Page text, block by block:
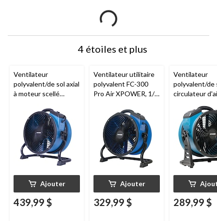
4 étoiles et plus
Ventilateur
polyvalent/de sol axial
à moteur scellé
XPOWER X-39AR,
1/4 HP, 2 100 pi3/min,
bleu
Ajouter
439,99 $
Ventilateur utilitaire
polyvalent FC-300
Pro Air XPOWER, 1/4
Ajouter
329,99 $
Ventilateur
polyvalent/de
circulateur
XPOWER Pro
250D, 1 560
vert, 13 po
289,99 $